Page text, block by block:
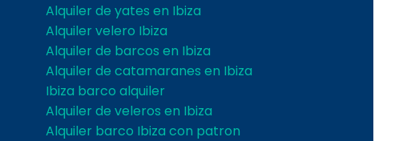
Alquiler de yates en Ibiza
Alquiler velero Ibiza
Alquiler de barcos en Ibiza
Alquiler de catamaranes en Ibiza
Ibiza barco alquiler
Alquiler de veleros en Ibiza
Alquiler barco Ibiza con patron